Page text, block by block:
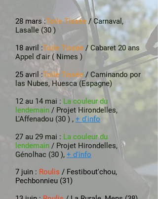
28 mars :Toile Tissée /Carnaval,
Lasalle (30 )
18 avril :Toile Tissée / Cabaret 20 ans
Appel d'air ( Nimes )
25 avril :Toile Tissée/ Caminando por
las Nubes, Huesca (Espagne)
12 au 14 mai : La couleur du
lendemain / Projet Hirondelles,
L'Affenadou (30 ) , + d'info
27 au 29 mai : La couleur du
lendemain / Projet Hirondelles,
Génolhac (30 ), + d'info
7 juin : Roulis / Festibout'chou,
Pechbonnieu (31)